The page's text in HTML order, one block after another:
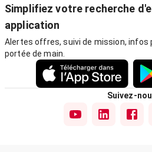
Simplifiez votre recherche
application
Alertes offres, suivi de mission, infos
portée de main.
Suivez-